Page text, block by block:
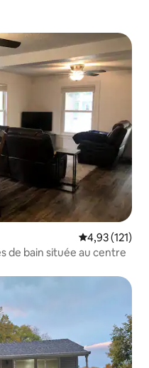
appréciés
Évaluation
4,93 (121)
de bain située au centre